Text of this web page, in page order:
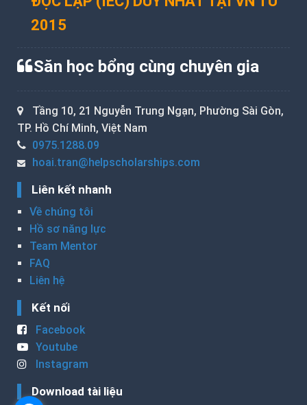
2015
Săn học bổng cùng chuyên gia
Tầng 10, 21 Nguyễn Trung Ngạn, Phường Sài Gòn,
TP. Hồ Chí Minh, Việt Nam
0975.1288.09
hoai.tran@helpscholarships.com
Liên kết nhanh
Về chúng tôi
Hồ sơ năng lực
Team Mentor
FAQ
Liên hệ
Kết nối
Facebook
Youtube
Instagram
Download tài liệu